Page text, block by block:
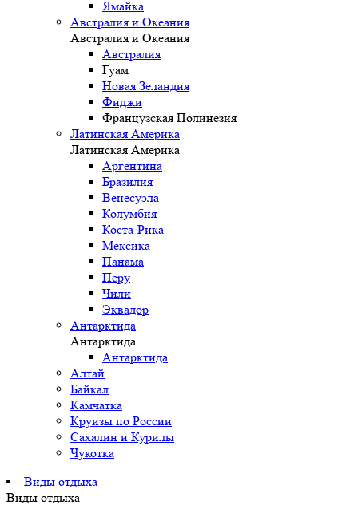
Ямайка
Австралия и Океания
Австралия и Океания
Австралия
Гуам
Новая Зеландия
Фиджи
Французская Полинезия
Латинская Америка
Латинская Америка
Аргентина
Бразилия
Венесуэла
Колумбия
Коста-Рика
Мексика
Панама
Перу
Чили
Эквадор
Антарктида
Антарктида
Антарктида
Алтай
Байкал
Камчатка
Круизы по России
Сахалин и Курилы
Чукотка
Виды отдыха
Виды отдыха